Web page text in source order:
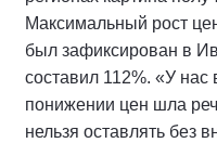
Максимальный рост
был зафиксирован в
составил 112%. «У нас
понижении цен шла
нельзя оставлять без